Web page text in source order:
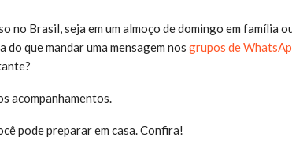
no Brasil, seja em um almoço de domingo em família
que mandar uma mensagem nos grupos de
acompanhamentos.
pode preparar em casa. Confira!